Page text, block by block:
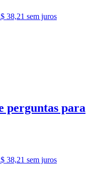
38,21 sem juros
perguntas para
38,21 sem juros